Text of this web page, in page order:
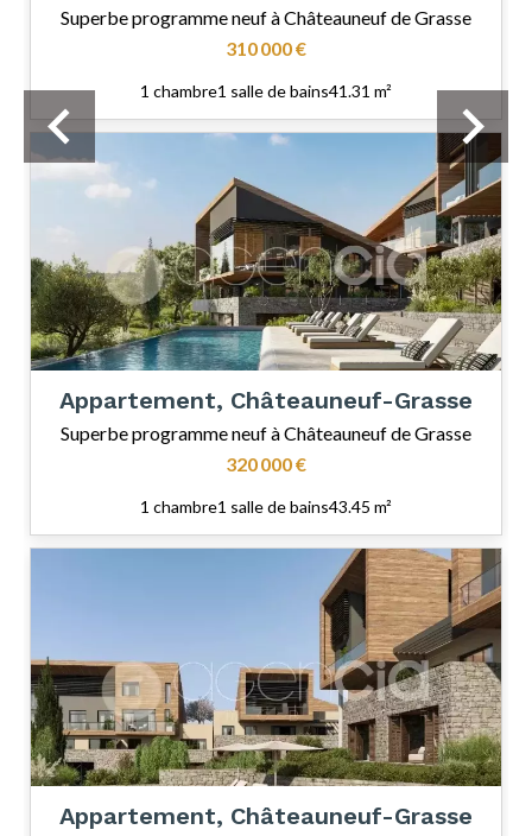
Superbe programme neuf à Châteauneuf de Grasse
310 000 €
1 chambre1 salle de bains41.31 m²
Appartement, Châteauneuf-Grasse
Superbe programme neuf à Châteauneuf de Grasse
320 000 €
1 chambre1 salle de bains43.45 m²
Appartement, Châteauneuf-Grasse